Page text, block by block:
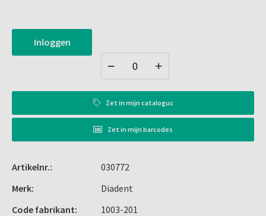
Inloggen
Zet inmijn catalogus
Zet inmijn barcodes
Artikelnr.:
030772
Merk:
Diadent
Code fabrikant:
1003-201